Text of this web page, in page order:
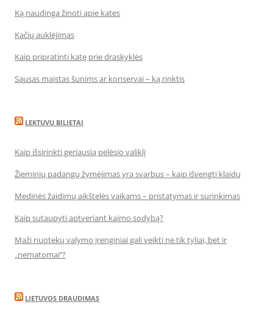
Ką naudinga žinoti apie kates
Kačių auklėjimas
Kaip pripratinti katę prie draskyklės
Sausas maistas šunims ar konservai – ką rinktis
LEKTUVU BILIETAI
Kaip išsirinkti geriausią pelėsio valiklį
Žieminių padangų žymėjimas yra svarbus – kaip išvengti klaidų
Medinės žaidimų aikštelės vaikams – pristatymas ir surinkimas
Kaip sutaupyti aptveriant kaimo sodybą?
Maži nuotekų valymo įrenginiai gali veikti ne tik tyliai, bet ir
„nematomai‘‘?
LIETUVOS DRAUDIMAS